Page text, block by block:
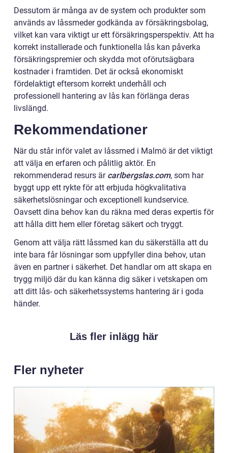
Dessutom är många av de system och produkter som
används av låssmeder godkända av försäkringsbolag,
vilket kan vara viktigt ur ett försäkringsperspektiv. Att ha
korrekt installerade och funktionella lås kan påverka
försäkringspremier och skydda mot oförutsägbara
kostnader i framtiden. Det är också ekonomiskt
fördelaktigt eftersom korrekt underhåll och
professionell hantering av lås kan förlänga deras
livslängd.
Rekommendationer
När du står inför valet av låssmed i Malmö är det viktigt
att välja en erfaren och pålitlig aktör. En
rekommenderad resurs är carlbergslas.com, som har
byggt upp ett rykte för att erbjuda högkvalitativa
säkerhetslösningar och exceptionell kundservice.
Oavsett dina behov kan du räkna med deras expertis för
att hålla ditt hem eller företag säkert och tryggt.
Genom att välja rätt låssmed kan du säkerställa att du
inte bara får lösningar som uppfyller dina behov, utan
även en partner i säkerhet. Det handlar om att skapa en
trygg miljö där du kan känna dig säker i vetskapen om
att ditt lås- och säkerhetssystems hantering är i goda
händer.
Läs fler inlägg här
Fler nyheter